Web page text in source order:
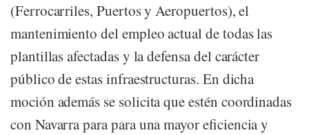
(Ferrocarriles, Puertos y Aeropuertos), el
mantenimiento del empleo actual de todas las
plantillas afectadas y la defensa del carácter
público de estas infraestructuras. En dicha
moción además se solicita que estén coordinadas
con Navarra para para una mayor eficiencia y